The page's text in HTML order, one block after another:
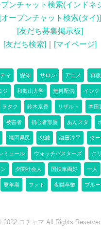
プンチャット検索(インドネ
[オープンチャット検索(タイ)]
[友だち募集掲示板]
[友だち検索]
[マイページ]
ィ 愛知 サロン アニメ 再販
ジ 和歌山大学 無料配信 インク
ヲタク 鈴木京香 リザルト 本田
被害者 初心者部屋 あんスタ
福岡県民 鬼滅 織田淳平 ダ
ミュール ウォッチバスターズ ク
夕闇社会人 国鉄車両好 一人
更年期 フォト 夜職卒業 ブル
2022 コチャマ All Rights